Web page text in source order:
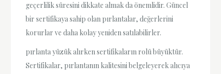
geçerlilik süresini dikkate almak da önemlidir. Güncel
bir sertifikaya sahip olan pırlantalar, değerlerini
korurlar ve daha kolay yeniden satılabilirler.
pırlanta yüzük alırken sertifikaların rolü büyüktür.
Sertifikalar, pırlantanın kalitesini belgeleyerek alıcıya